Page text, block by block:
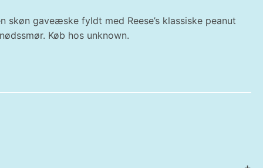
skøn gaveæske fyldt med Reese’s klassiske peanut
Køb hos unknown.